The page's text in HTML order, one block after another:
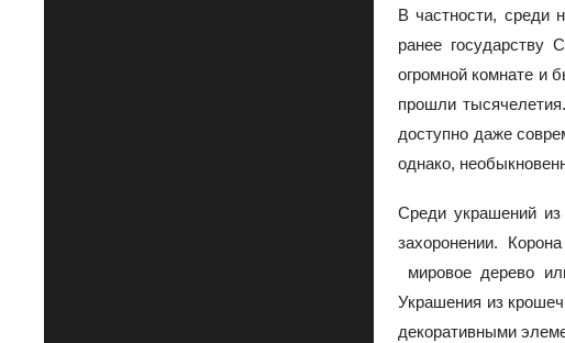
В частности, среди
ранее государству
огромной комнате и
прошли
доступно даже
однако,
Среди украшений
захоронении.
мировое дерево
Украшения из
декоративными